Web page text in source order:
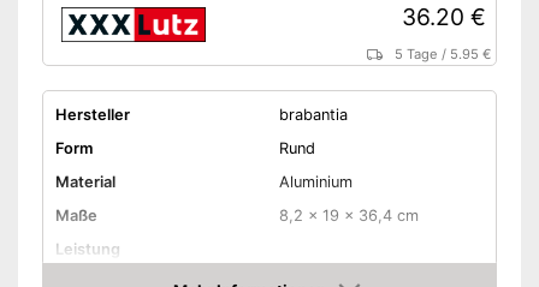
36.20 €
5 Tage / 5.95 €
Hersteller
brabantia
Form
Rund
Material
Aluminium
Maße
8,2 x 19 x 36,4 cm
Leistung
Temperatur maximal